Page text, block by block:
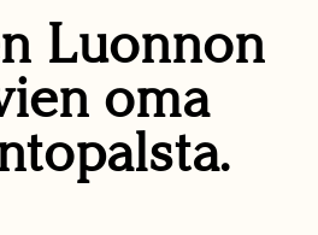
Luonnon
oma